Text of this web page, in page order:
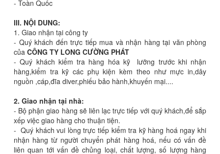
- Toàn Quốc
III. NỘI DUNG:
1. Giao nhận tại công ty
- Quý khách đến trực tiếp mua và nhận hàng tại văn phòng
của CÔNG TY LONG CƯỜNG PHÁT
- Quý khách kiểm tra hàng hóa kỹ lưỡng trước khi nhận
hàng,kiểm tra kỹ các phụ kiện kèm theo như mực in,dây
nguồn ,cáp,đĩa diver,phiếu bảo hành,khuyến mại....
2. Giao nhận tại nhà:
- Bộ phận giao hàng sẽ liên lạc trực tiếp với quý khách,để sắp
xếp việc giao hàng cho thuận tiện.
- Quý khách vui lòng trực tiếp kiểm tra kỹ hàng hoá ngay khi
nhận hàng từ người chuyển phát hàng hoá, nếu có vấn đề
liên quan tới vấn đề chủng loại, chất lượng, số lượng hàng